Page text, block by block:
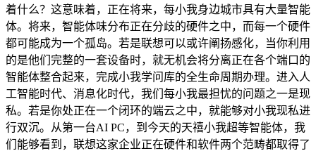
着什么？这意味着，正在将来，每小我身边城市具有大量智能
体。将来，智能体味分布正在分歧的硬件之中，而每一个硬件
都可能成为一个孤岛。若是联想可以或许阐扬感化，当你利用
的是他们完整的一套设备时，就无机会将分离正在各个端口的
智能体整合起来，完成小我学问库的全生命周期办理。进入人
工智能时代、消息化时代，我们每小我最担忧的问题之一是现
私。若是你处正在一个闭环的端云之中，就能够对小我现私进
行双沉。从第一台AI PC，到今天的天禧小我超等智能体，我
们能够看到，联想这家企业正在硬件和软件两个范畴都取得了